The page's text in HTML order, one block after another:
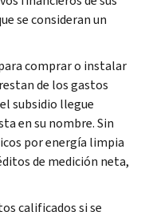
se consideran un
comprar o instalar
de los gastos
subsidio llegue
en su nombre. Sin
por energía limpia
de medición neta,
calificados si se